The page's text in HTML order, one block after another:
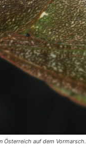
Österreich auf dem Vormarsch.